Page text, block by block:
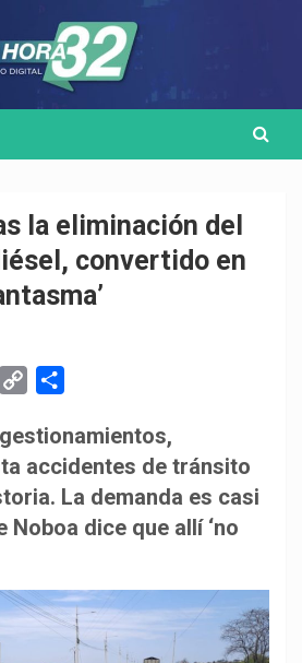
la eliminación del
convertido en
p
y
L
i
m
p
a
r
r
accidentes de tránsito
La demanda es casi
Noboa dice que allí ‘no